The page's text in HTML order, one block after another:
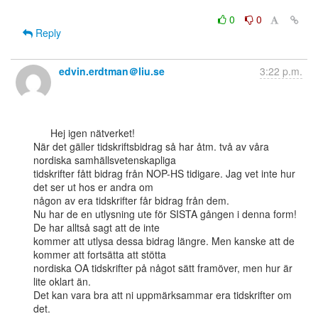
0
0
Reply
edvin.erdtman＠liu.se 3:22 p.m.
När det gäller tidskriftsbidrag så har åtm. två av våra
nordiska samhällsvetenskapliga
tidskrifter fått bidrag från NOP-HS tidigare. Jag vet inte hur
det ser ut hos er andra om
någon av era tidskrifter får bidrag från dem.
Nu har de en utlysning ute för SISTA gången i denna form!
De har alltså sagt att de inte
kommer att utlysa dessa bidrag längre. Men kanske att de
kommer att fortsätta att stötta
nordiska OA tidskrifter på något sätt framöver, men hur är
lite oklart än.
Det kan vara bra att ni uppmärksammar era tidskrifter om